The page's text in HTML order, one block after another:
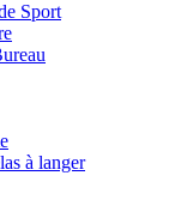
Sport
à langer